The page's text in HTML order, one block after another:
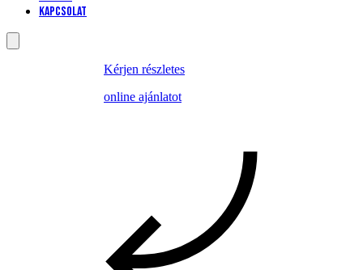
Kapcsolat
Kérjen részletes
online ajánlatot